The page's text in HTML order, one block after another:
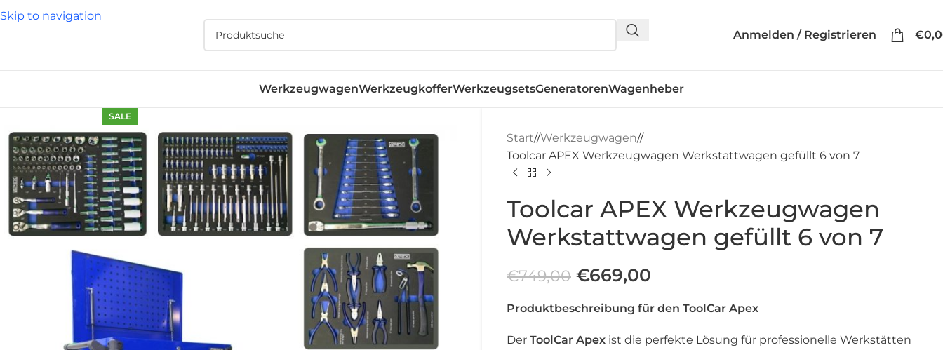
Skip to navigation
Anmelden / Registrieren
€
WerkzeugwagenWerkzeugkofferWerkzeugsetsGeneratorenWagenheber
SALE
Start/ Werkzeugwagen/
Toolcar APEX Werkzeugwagen Werkstattwagen gefüllt 6 von 7
Toolcar APEX Werkzeugwagen
Werkstattwagen gefüllt 6 von 7
€749,00 €669,00
Produktbeschreibung für den ToolCar Apex
Der ToolCar Apex ist die perfekte Lösung für professionelle Werkstätten